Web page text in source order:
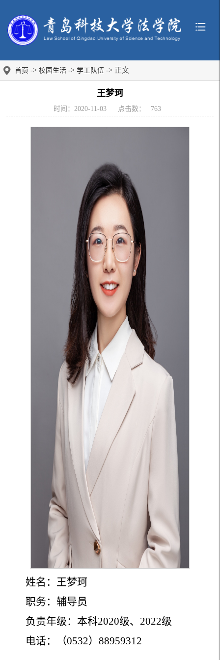
首页 -> 校园生活 -> 学工队伍 -> 正文
王梦珂
时间：2020-11-03 点击数： 763
姓名：王梦珂
职务：辅导员
负责年级：本科2020级、2022级
电话：（0532）88959312